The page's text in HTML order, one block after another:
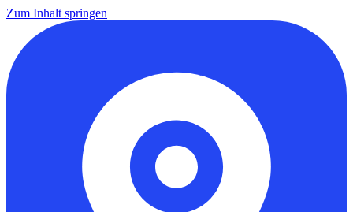
Zum Inhalt springen